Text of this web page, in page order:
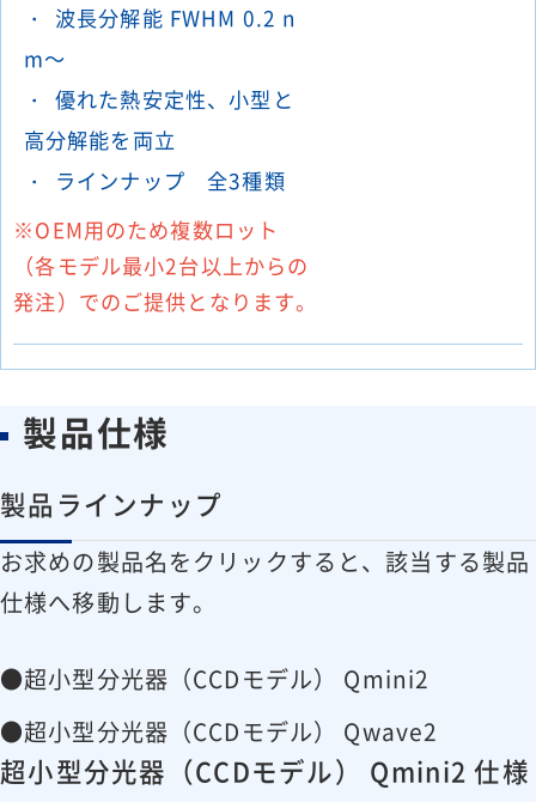
波長分解能 FWHM 0.2 n
m～
優れた熱安定性、小型と
高分解能を両立
ラインナップ 全3種類
※OEM用のため複数ロット
（各モデル最小2台以上からの
発注）でのご提供となります。
製品仕様
製品ラインナップ
お求めの製品名をクリックすると、該当する製品
仕様へ移動します。
●超小型分光器（CCDモデル） Qmini2
●超小型分光器（CCDモデル） Qwave2
超小型分光器（CCDモデル） Qmini2 仕様